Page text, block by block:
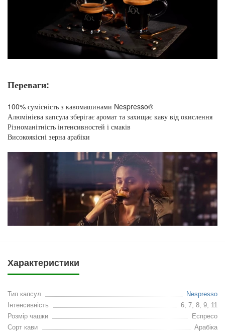
Переваги:
100% сумісність з кавомашинами Nespresso®
Алюмінієва капсула зберігає аромат та захищає каву від окислення
Різноманітність інтенсивностей і смаків
Високоякісні зерна арабіки
Характеристики
Тип капсул
Nespresso
Інтенсивність
6, 7, 8, 9, 11
Розмір чашки
Еспресо
Сорт кави
Арабіка